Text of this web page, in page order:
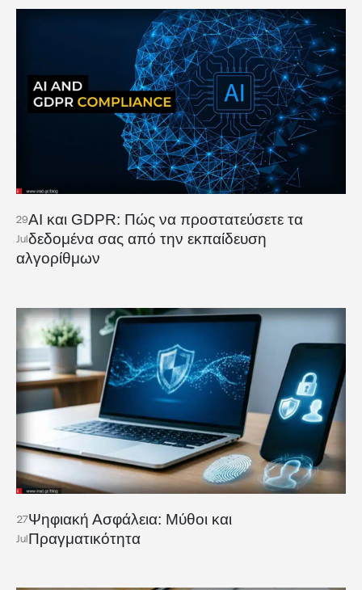
29
Jul
AI και GDPR: Πώς να προστατεύσετε τα
δεδομένα σας από την εκπαίδευση
αλγορίθμων
27
Jul
Ψηφιακή Ασφάλεια: Μύθοι και
Πραγματικότητα